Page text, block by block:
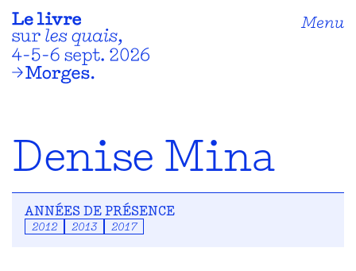
Menu
Denise Mina
ANNÉES DE PRÉSENCE
2012 2013 2017